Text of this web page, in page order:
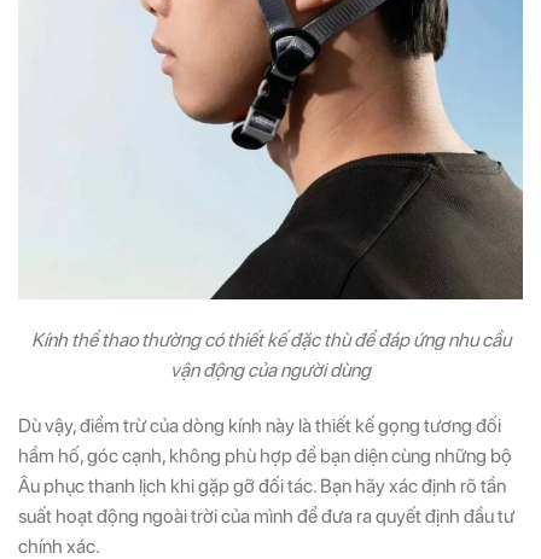
Kính thể thao thường có thiết kế đặc thù để đáp ứng nhu cầu
vận động của người dùng
Dù vậy, điểm trừ của dòng kính này là thiết kế gọng tương đối
hầm hố, góc cạnh, không phù hợp để bạn diện cùng những bộ
Âu phục thanh lịch khi gặp gỡ đối tác. Bạn hãy xác định rõ tần
suất hoạt động ngoài trời của mình để đưa ra quyết định đầu tư
chính xác.